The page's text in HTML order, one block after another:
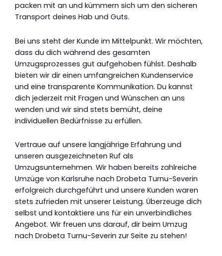
packen mit an und kümmern sich um den sicheren
Transport deines Hab und Guts.
Bei uns steht der Kunde im Mittelpunkt. Wir möchten,
dass du dich während des gesamten
Umzugsprozesses gut aufgehoben fühlst. Deshalb
bieten wir dir einen umfangreichen Kundenservice
und eine transparente Kommunikation. Du kannst
dich jederzeit mit Fragen und Wünschen an uns
wenden und wir sind stets bemüht, deine
individuellen Bedürfnisse zu erfüllen.
Vertraue auf unsere langjährige Erfahrung und
unseren ausgezeichneten Ruf als
Umzugsunternehmen. Wir haben bereits zahlreiche
Umzüge von Karlsruhe nach Drobeta Turnu-Severin
erfolgreich durchgeführt und unsere Kunden waren
stets zufrieden mit unserer Leistung. Überzeuge dich
selbst und kontaktiere uns für ein unverbindliches
Angebot. Wir freuen uns darauf, dir beim Umzug
nach Drobeta Turnu-Severin zur Seite zu stehen!